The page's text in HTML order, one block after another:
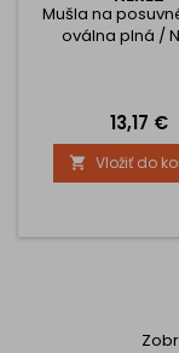
Mušla na
oválna plná /
Cena
13,17 €
 Vložiť do